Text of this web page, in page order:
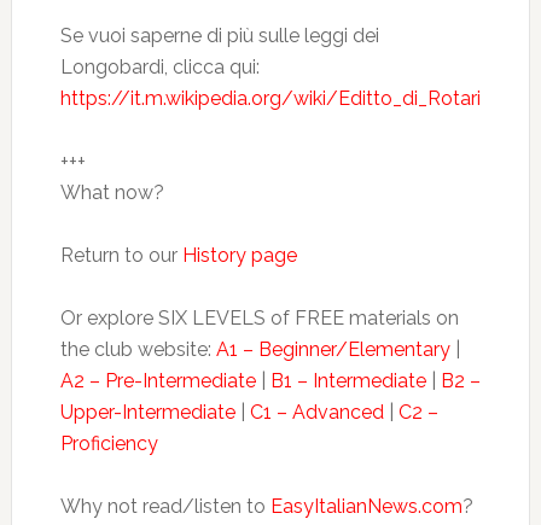
Se vuoi saperne di più sulle leggi dei
Longobardi, clicca qui:
https://it.m.wikipedia.org/wiki/Editto_di_Rotari
+++
What now?
Return to our History page
Or explore SIX LEVELS of FREE materials on
the club website: A1 – Beginner/Elementary|
A2 – Pre-Intermediate| B1 – Intermediate| B2 –
Upper-Intermediate| C1 – Advanced| C2 –
Proficiency
Why not read/listen to EasyItalianNews.com?